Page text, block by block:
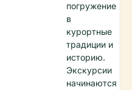
погружение
в
курортные
традиции и
историю.
Экскурсии
начинаются